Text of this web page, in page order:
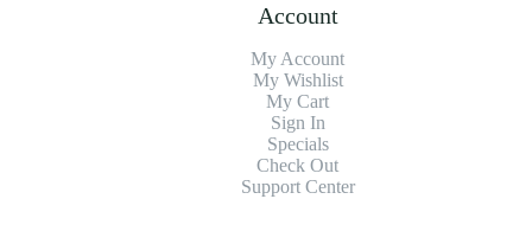
Account
My Account
My Wishlist
My Cart
Sign In
Specials
Check Out
Support Center